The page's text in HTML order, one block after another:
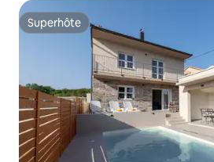
Superhôte
Superhôte